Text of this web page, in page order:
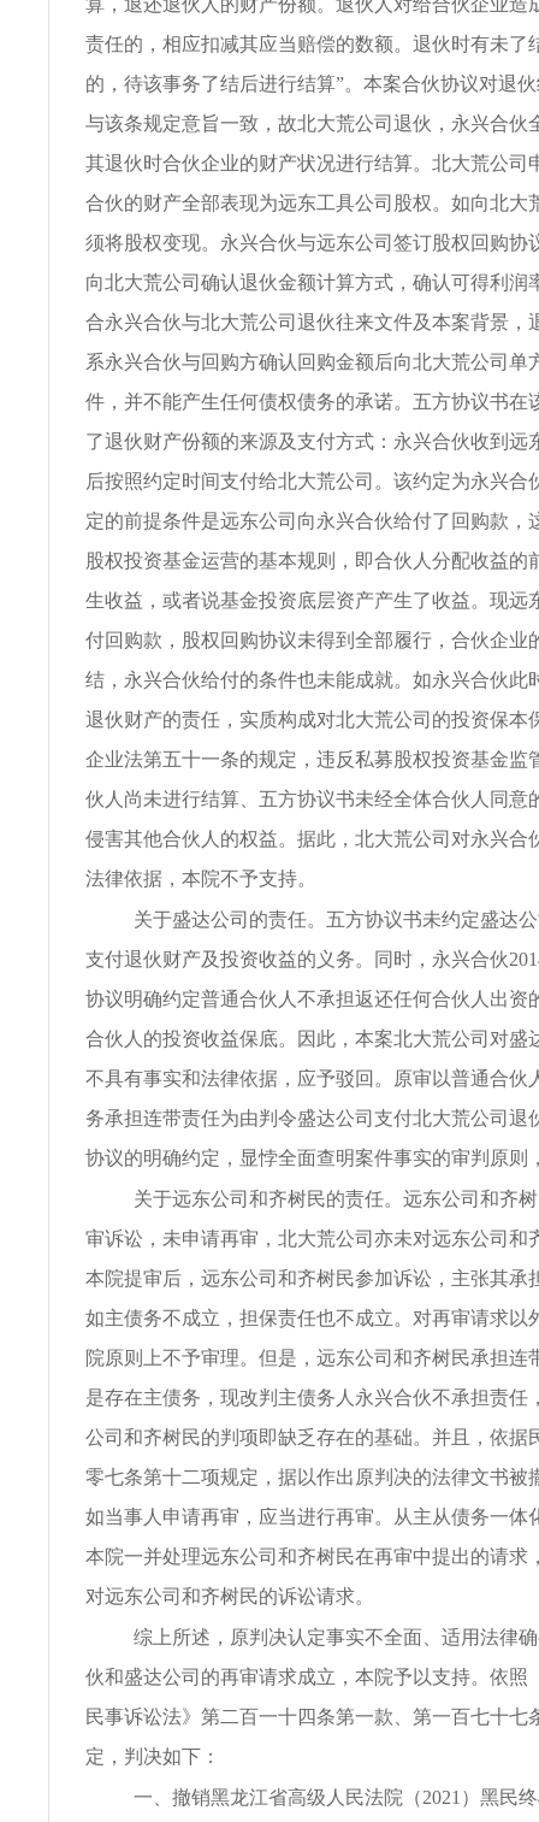
算，退还退伙人的财产份额。退伙人对给合伙企业造
责任的，相应扣减其应当赔偿的数额。退伙时有未了
的，待该事务了结后进行结算”。本案合伙协议对退
与该条规定意旨一致，故北大荒公司退伙，永兴合伙
其退伙时合伙企业的财产状况进行结算。北大荒公司
合伙的财产全部表现为远东工具公司股权。如向北大
须将股权变现。永兴合伙与远东公司签订股权回购协
向北大荒公司确认退伙金额计算方式，确认可得利润
合永兴合伙与北大荒公司退伙往来文件及本案背景，
系永兴合伙与回购方确认回购金额后向北大荒公司单
件，并不能产生任何债权债务的承诺。五方协议书在
了退伙财产份额的来源及支付方式：永兴合伙收到远
后按照约定时间支付给北大荒公司。该约定为永兴合
定的前提条件是远东公司向永兴合伙给付了回购款，
股权投资基金运营的基本规则，即合伙人分配收益的
生收益，或者说基金投资底层资产产生了收益。现远
付回购款，股权回购协议未得到全部履行，合伙企业
结，永兴合伙给付的条件也未能成就。如永兴合伙此
退伙财产的责任，实质构成对北大荒公司的投资保本
企业法第五十一条的规定，违反私募股权投资基金监
伙人尚未进行结算、五方协议书未经全体合伙人同意
侵害其他合伙人的权益。据此，北大荒公司对永兴合
法律依据，本院不予支持。
关于盛达公司的责任。五方协议书未约定盛达
支付退伙财产及投资收益的义务。同时，永兴合伙
协议明确约定普通合伙人不承担返还任何合伙人出资
合伙人的投资收益保底。因此，本案北大荒公司对盛
不具有事实和法律依据，应予驳回。原审以普通合伙
务承担连带责任为由判令盛达公司支付北大荒公司退
协议的明确约定，显悖全面查明案件事实的审判原则
关于远东公司和齐树民的责任。远东公司和齐
审诉讼，未申请再审，北大荒公司亦未对远东公司和
本院提审后，远东公司和齐树民参加诉讼，主张其承
如主债务不成立，担保责任也不成立。对再审请求以
院原则上不予审理。但是，远东公司和齐树民承担连
是存在主债务，现改判主债务人永兴合伙不承担责任
公司和齐树民的判项即缺乏存在的基础。并且，依据
零七条第十二项规定，据以作出原判决的法律文书被
如当事人申请再审，应当进行再审。从主从债务一体
本院一并处理远东公司和齐树民在再审中提出的请求
对远东公司和齐树民的诉讼请求。
综上所述，原判决认定事实不全面、适用法律
伙和盛达公司的再审请求成立，本院予以支持。依照
民事诉讼法》第二百一十四条第一款、第一百七十七
定，判决如下：
一、撤销黑龙江省高级人民法院（2021）黑民